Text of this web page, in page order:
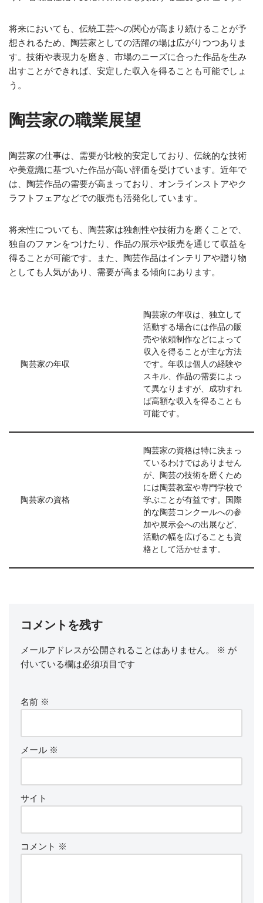
将来においても、伝統工芸への関心が高まり続けることが予
想されるため、陶芸家としての活躍の場は広がりつつありま
す。技術や表現力を磨き、市場のニーズに合った作品を生み
出すことができれば、安定した収入を得ることも可能でしょ
う。
陶芸家の職業展望
陶芸家の仕事は、需要が比較的安定しており、伝統的な技術
や美意識に基づいた作品が高い評価を受けています。近年で
は、陶芸作品の需要が高まっており、オンラインストアやク
ラフトフェアなどでの販売も活発化しています。
将来性についても、陶芸家は独創性や技術力を磨くことで、
独自のファンをつけたり、作品の展示や販売を通じて収益を
得ることが可能です。また、陶芸作品はインテリアや贈り物
としても人気があり、需要が高まる傾向にあります。
陶芸家の年収
陶芸家の年収は、独立して
活動する場合には作品の販
売や依頼制作などによって
収入を得ることが主な方法
です。年収は個人の経験や
スキル、作品の需要によっ
て異なりますが、成功すれ
ば高額な収入を得ることも
可能です。
陶芸家の資格
陶芸家の資格は特に決まっ
ているわけではありません
が、陶芸の技術を磨くため
には陶芸教室や専門学校で
学ぶことが有益です。国際
的な陶芸コンクールへの参
加や展示会への出展など、
活動の幅を広げることも資
格として活かせます。
コメントを残す
メールアドレスが公開されることはありません。 ※ が
付いている欄は必須項目です
名前 ※
メール ※
サイト
コメント ※